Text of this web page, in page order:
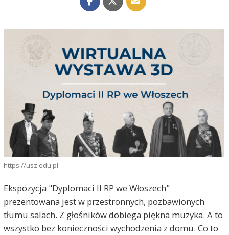
https://usz.edu.pl
Ekspozycja "Dyplomaci II RP we Włoszech"
prezentowana jest w przestronnych, pozbawionych
tłumu salach. Z głośników dobiega piękna muzyka. A to
wszystko bez konieczności wychodzenia z domu. Co to